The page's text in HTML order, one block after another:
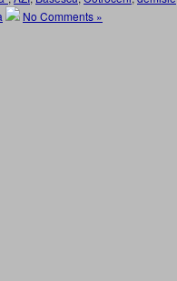
No Comments »